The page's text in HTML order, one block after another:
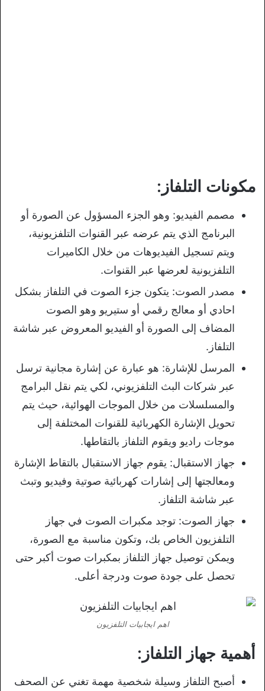
مكونات التلفاز:
مصمم الفيديو: وهو الجزء المسؤول عن الصورة أو
البرنامج الذي يتم عرضه عبر القنوات التلفزيونية،
ويتم تسجيل الفيديوهات من خلال الكاميرات
التلفزيونية لعرضها عبر القنوات.
مصدر الصوت: يتكون جزء الصوت في التلفاز بشكل
احادي أو معالج رقمي أو ستيريو وهو الصوت
المضاف إلى الصورة أو الفيديو المعروض عبر شاشة
التلفاز.
المرسل للإشارة: هو عبارة عن إشارة مجانية ترسل
عبر شركات البث التلفزيوني، لكي يتم نقل البرامج
والمسلسلات من خلال الموجات الهوائية، حيث يتم
تحويل الإشارة الكهربائية للقنوات المختلفة إلى
موجات راديو ويقوم التلفاز بالتقاطها.
جهاز الاستقبال: يقوم جهاز الاستقبال بالتقاط الإشارة
ومعالجتها إلى إشارات كهربائية صوتية وفيديو وتبث
عبر شاشة التلفاز.
جهاز الصوت: توجد مكبرات الصوت في جهاز
التلفزيون الخاص بك، وتكون مناسبة مع الصورة،
ويمكن توصيل جهاز التلفاز بمكبرات صوت أكبر حتى
تحصل على جودة صوت ودرجة أعلى.
اهم ايجابيات التلفزيون
أهمية جهاز التلفاز:
أصبح التلفاز وسيلة شخصية مهمة تغني عن الصحف